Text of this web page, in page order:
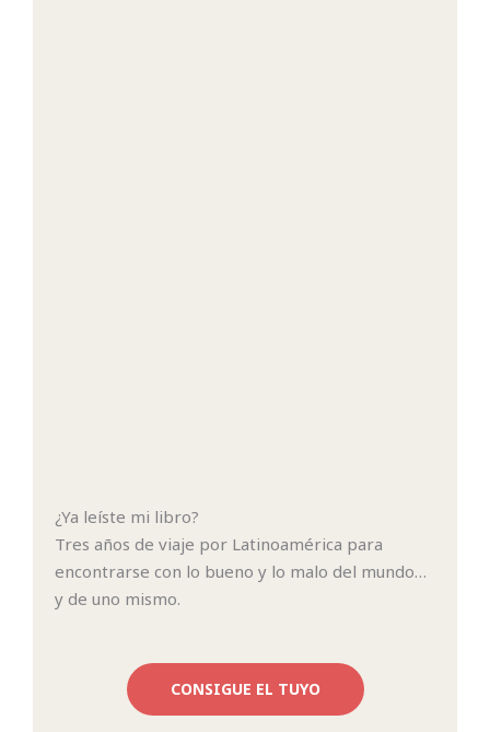
¿Ya leíste mi libro?
Tres años de viaje por Latinoamérica para
encontrarse con lo bueno y lo malo del mundo…
y de uno mismo.
CONSIGUE EL TUYO